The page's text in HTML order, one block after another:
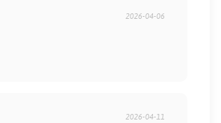
2026-04-06
2026-04-11